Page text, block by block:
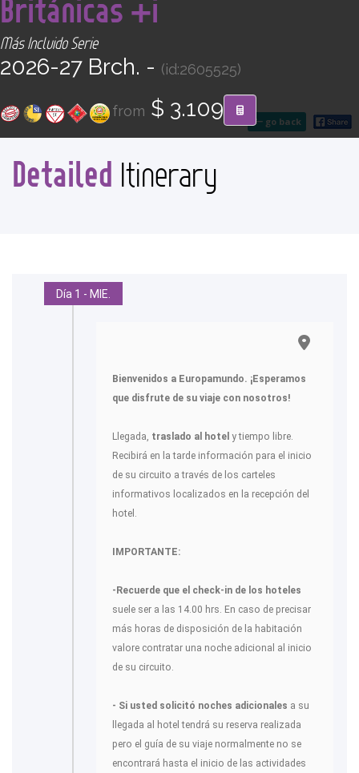
go back
Británicas +i
Más Incluido Serie
2026-27 Brch. - (id:2605525)
from $ 3.109
Detailed Itinerary
Día 1 - MIE.
Bienvenidos a Europamundo. ¡Esperamos
que disfrute de su viaje con nosotros!
Llegada, traslado al hotel y tiempo libre.
Recibirá en la tarde información para el inicio
de su circuito a través de los carteles
informativos localizados en la recepción del
hotel.
IMPORTANTE:
-Recuerde que el check-in de los hoteles
suele ser a las 14.00 hrs. En caso de precisar
más horas de disposición de la habitación
valore contratar una noche adicional al inicio
de su circuito.
- Si usted solicitó noches adicionales a su
llegada al hotel tendrá su reserva realizada
pero el guía de su viaje normalmente no se
encontrará hasta el inicio de las actividades